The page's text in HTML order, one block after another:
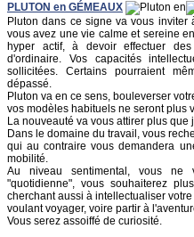
PLUTON en GÉMEAUX en
Pluton dans ce signe va vous inviter
vous avez une vie calme et sereine
hyper actif, à devoir effectuer
d'ordinaire. Vos capacités
sollicitées. Certains pourraient
dépassé.
Pluton va en ce sens, bouleverser
vos modèles habituels ne seront plus
La nouveauté va vous attirer plus que
Dans le domaine du travail, vous
qui au contraire vous demandera
mobilité.
Au niveau sentimental, vous ne
"quotidienne", vous souhaiterez
cherchant aussi à intellectualiser
voulant voyager, voire partir à
Vous serez assoiffé de curiosité.